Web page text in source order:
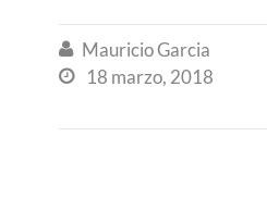
 Mauricio Garcia
 18 marzo, 2018